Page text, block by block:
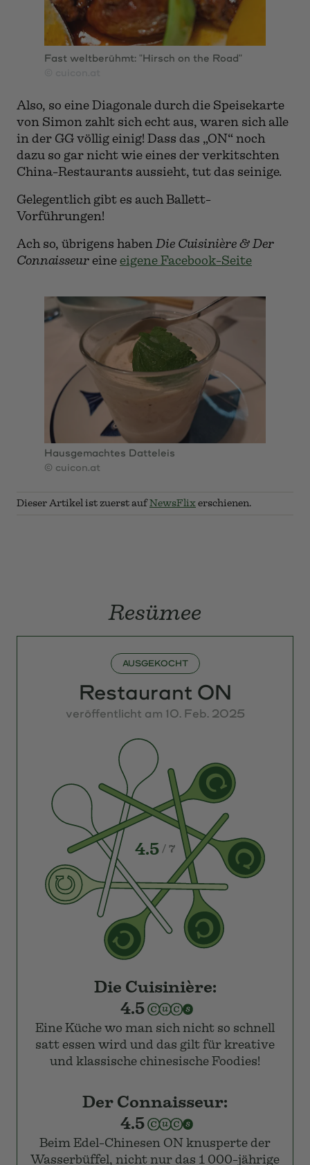
Fast weltberühmt: "Hirsch on the Road"
© cuicon.at
Also, so eine Diagonale durch die Speisekarte
von Simon zahlt sich echt aus, waren sich alle
dazu so gar nicht wie eines der verkitschten
China-Restaurants aussieht, tut das seinige.
Gelegentlich gibt es auch Ballett-
Vorführungen!
Ach so, übrigens habenDie Cuisinière & Der
Connaisseureine eigene Facebook-Seite
Resümee
AUSGEKOCHT
Restaurant ON
veröffentlicht am 10. Feb. 2025
4.5/ 7
Die Cuisinière:
4.5